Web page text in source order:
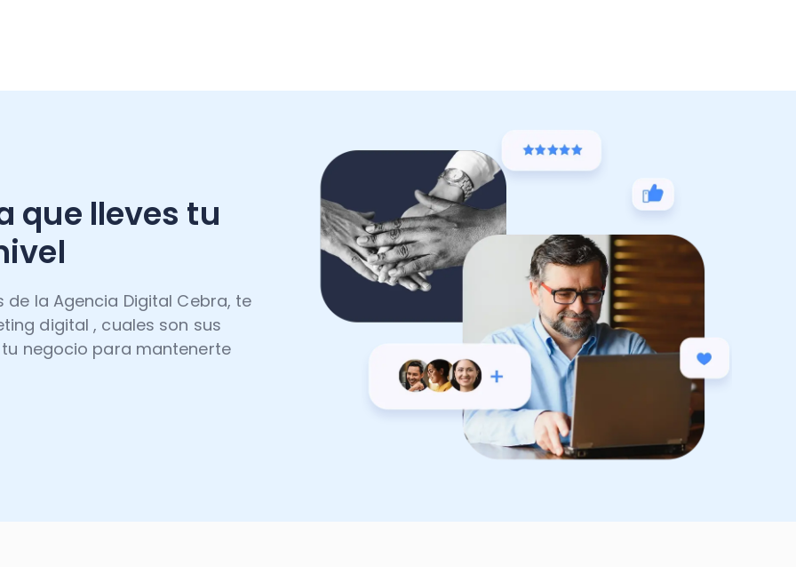
que lleves tu
la Agencia Digital Cebra, te
digital , cuales son sus
negocio para mantenerte